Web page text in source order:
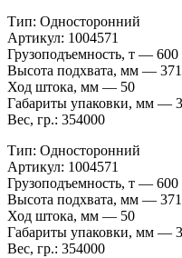
Тип: Односторонний
Артикул: 1004571
Грузоподъемность, т — 600
Высота подхвата, мм — 371
Ход штока, мм — 50
Габариты упаковки, мм —
Вес, гр.: 354000
Тип: Односторонний
Артикул: 1004571
Грузоподъемность, т — 600
Высота подхвата, мм — 371
Ход штока, мм — 50
Габариты упаковки, мм —
Вес, гр.: 354000